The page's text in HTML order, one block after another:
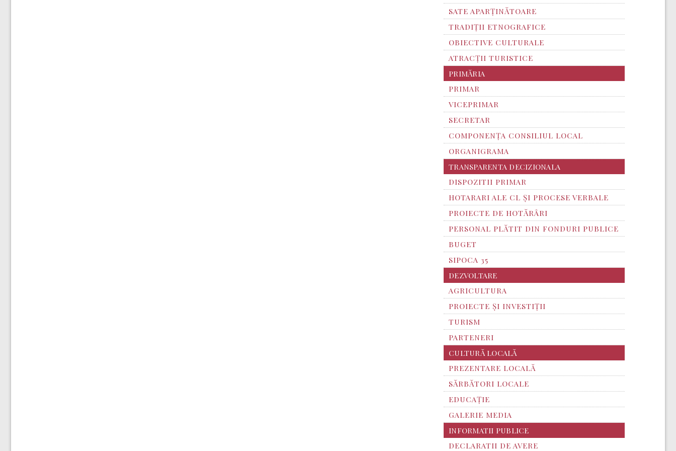
SATE APARȚINĂTOARE
TRADIȚII ETNOGRAFICE
OBIECTIVE CULTURALE
ATRACȚII TURISTICE
PRIMĂRIA
PRIMAR
VICEPRIMAR
SECRETAR
COMPONENȚA CONSILIUL LOCAL
ORGANIGRAMA
TRANSPARENTA DECIZIONALA
DISPOZITII PRIMAR
HOTARARI ALE CL ȘI PROCESE VERBALE
PROIECTE DE HOTĂRÂRI
PERSONAL PLĂTIT DIN FONDURI PUBLICE
BUGET
SIPOCA 35
DEZVOLTARE
AGRICULTURA
PROIECTE ȘI INVESTIȚII
TURISM
PARTENERI
CULTURĂ LOCALĂ
PREZENTARE LOCALĂ
SĂRBĂTORI LOCALE
EDUCAȚIE
GALERIE MEDIA
INFORMATII PUBLICE
DECLARATII DE AVERE